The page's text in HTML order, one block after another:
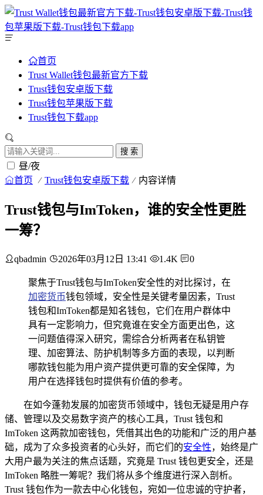
首页
Trust Wallet钱包最新官方下载
Trust钱包安卓版下载
Trust钱包苹果版下载
Trust钱包下载app
搜 索
昼/夜
首页 Trust钱包安卓版下载 内容详情
Trust钱包与ImToken，谁的安全性更胜
一筹？
qbadmin 2026年03月12日 13:41 1.4K 0
聚焦于Trust钱包与ImToken安全性的对比探讨，在
加密货币钱包领域，安全性是关键考量因素，Trust
钱包和ImToken都是知名钱包，它们在用户群体中
具有一定影响力，但究竟谁在安全方面更出色，这
一问题值得深入研究，需综合分析两者在私钥管
理、加密算法、防护机制等多方面的表现，以判断
哪款钱包能为用户资产提供更可靠的安全保障，为
用户在选择钱包时提供有价值的参考。
在如今蓬勃发展的加密货币领域中，钱包无疑是用户存
储、管理以及交易数字资产的核心工具，Trust 钱包和
ImToken 这两款加密钱包，凭借其出色的功能和广泛的用户基
础，成为了众多投资者的心头好，而它们的安全性，始终是广
大用户最为关注的焦点话题，究竟是 Trust 钱包更安全，还是
ImToken 略胜一筹呢？我们将从多个维度进行深入剖析。
Trust 钱包作为一款去中心化钱包，宛如一位忠诚的守护者，